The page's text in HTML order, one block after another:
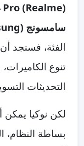
(Realme) 14 Pro+
سامسونج (Samsung) A series
الفئة، فسنجد
تنوع
التحديثات
لكن نوكيا
بساطة النظام،